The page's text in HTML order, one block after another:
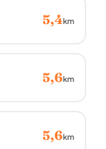
5,4km
5,6km
5,6km